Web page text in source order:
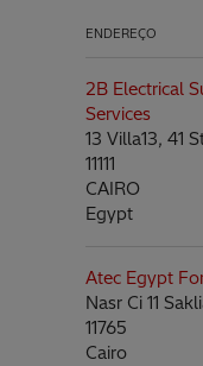
ENDEREÇO
2B Electrical
Services
13 Villa13, 41
11111
CAIRO
Egypt
Atec Egypt
Nasr Ci 11
11765
Cairo